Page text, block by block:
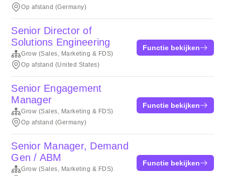
Op afstand (Germany)
Senior Director of
Solutions Engineering
Grow (Sales, Marketing & FDS)
Op afstand (United States)
Functie bekijken
Senior Engagement
Manager
Grow (Sales, Marketing & FDS)
Op afstand (Germany)
Functie bekijken
Senior Manager, Demand
Gen / ABM
Grow (Sales, Marketing & FDS)
Functie bekijken